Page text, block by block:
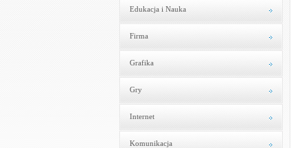
Edukacja i Nauka
Firma
Grafika
Gry
Internet
Komunikacja